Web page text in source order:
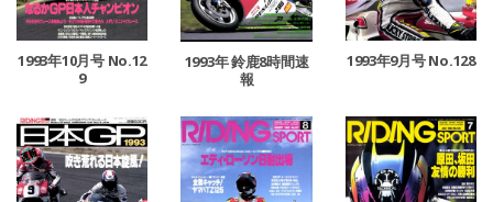
1993年10月号 No.12
9
1993年 鈴鹿8時間速
報
1993年9月号 No.128